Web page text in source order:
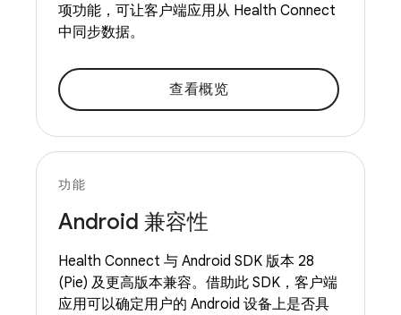
项功能，可让客户端应用从 Health Connect
中同步数据。
查看概览
功能
Android 兼容性
Health Connect 与 Android SDK 版本 28
(Pie) 及更高版本兼容。借助此 SDK，客户端
应用可以确定用户的 Android 设备上是否具